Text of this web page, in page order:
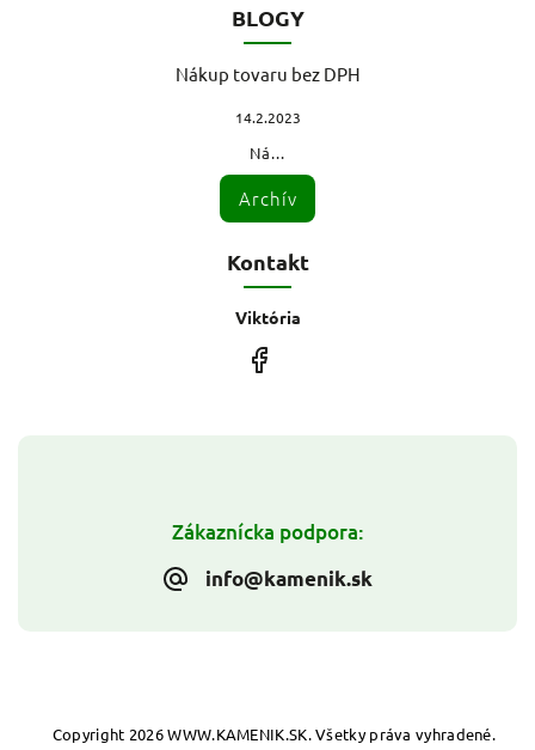
Zákaznícka podpora:
info@kamenik.sk
BLOGY
Nákup tovaru bez DPH
14.2.2023
Ná...
Archív
Kontakt
Viktória
Copyright 2026WWW.KAMENIK.SK. Všetky práva vyhradené.